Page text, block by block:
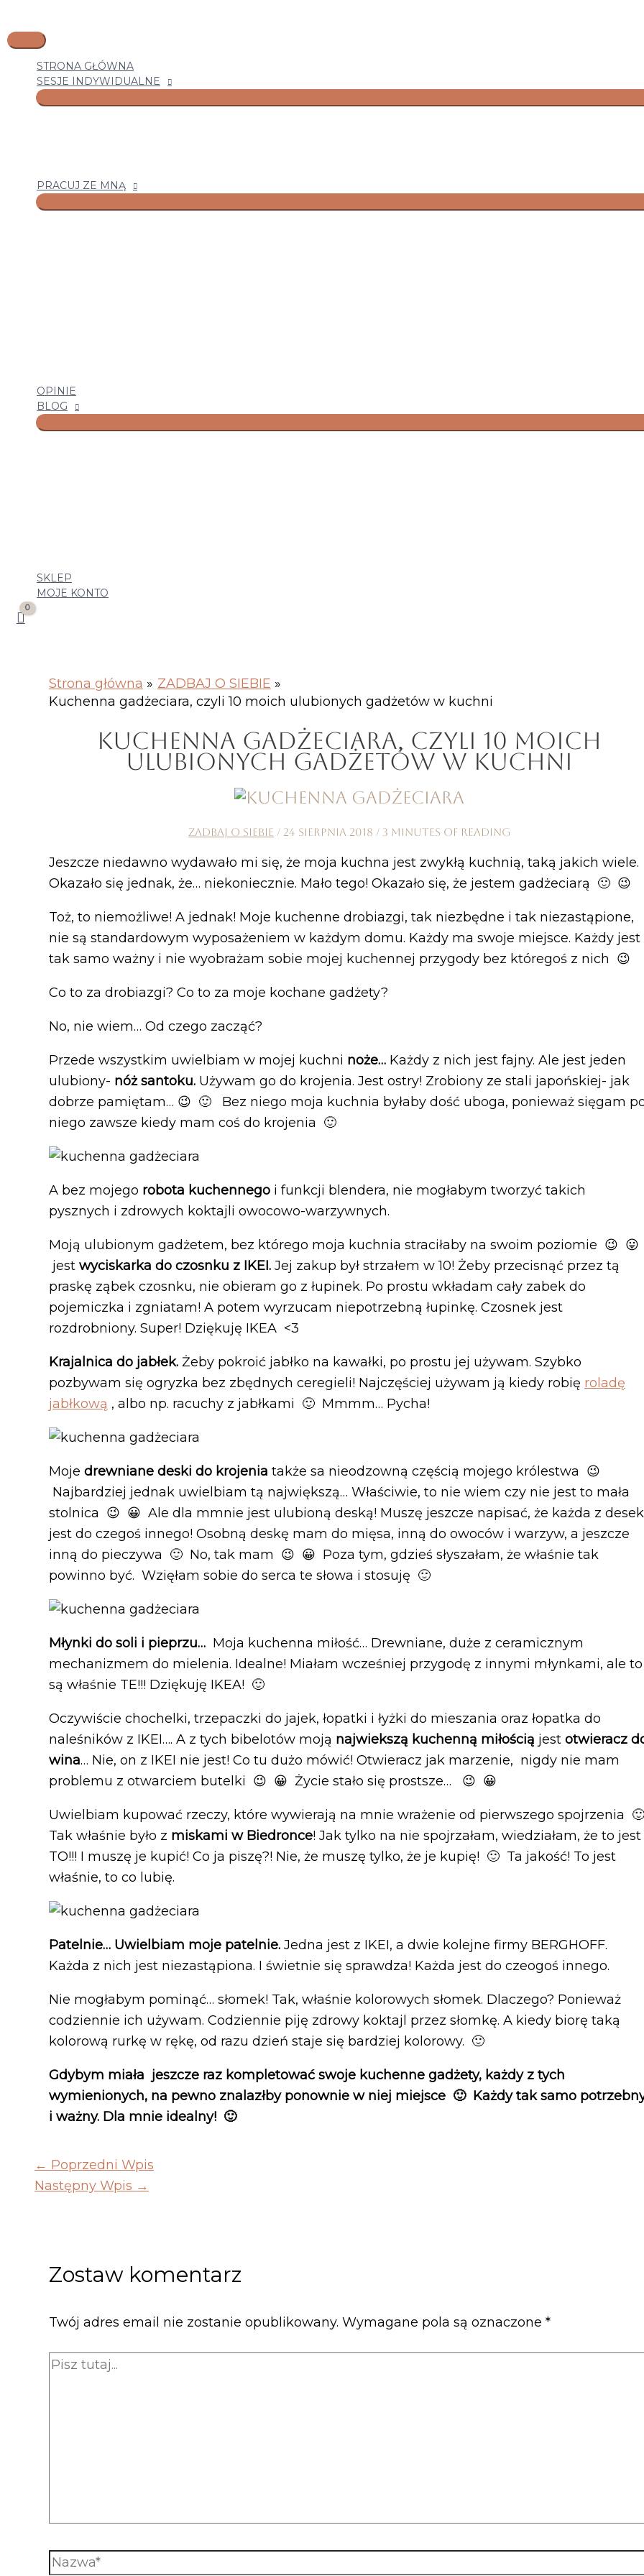
do
treści
menu
STRONA GŁÓWNA
SESJE INDYWIDUALNE
PRACUJ ZE MNĄ
OPINIE
BLOG
SKLEP
MOJE KONTO
Strona główna
ZADBAJ O SIEBIE
Kuchenna gadżeciara, czyli 10 moich ulubionych gadżetów w kuchni
KUCHENNA GADŻECIARA, CZYLI 10 MOICH
ULUBIONYCH GADŻETÓW W KUCHNI
ZADBAJ O SIEBIE / 24 sierpnia 2018 / 3 minutes of reading
Jeszcze niedawno wydawało mi się, że moja kuchna jest zwykłą kuchnią, taką jakich wiele.
Okazało się jednak, że… niekoniecznie. Mało tego! Okazało się, że jestem gadżeciarą 🙂 😉
Toż, to niemożliwe! A jednak! Moje kuchenne drobiazgi, tak niezbędne i tak niezastąpione,
nie są standardowym wyposażeniem w każdym domu. Każdy ma swoje miejsce. Każdy jest
tak samo ważny i nie wyobrażam sobie mojej kuchennej przygody bez któregoś z nich 😉
Co to za drobiazgi? Co to za moje kochane gadżety?
No, nie wiem… Od czego zacząć?
Przede wszystkim uwielbiam w mojej kuchni noże… Każdy z nich jest fajny. Ale jest jeden
ulubiony- nóż santoku. Używam go do krojenia. Jest ostry! Zrobiony ze stali japońskiej- jak
dobrze pamiętam… 😉 🙂 Bez niego moja kuchnia byłaby dość uboga, ponieważ sięgam
niego zawsze kiedy mam coś do krojenia 🙂
A bez mojego robota kuchennego i funkcji blendera, nie mogłabym tworzyć takich
pysznych i zdrowych koktajli owocowo-warzywnych.
Moją ulubionym gadżetem, bez którego moja kuchnia straciłaby na swoim poziomie 😉 😛
jest wyciskarka do czosnku z IKEI. Jej zakup był strzałem w 10! Żeby przecisnąć przez tą
praskę ząbek czosnku, nie obieram go z łupinek. Po prostu wkładam cały zabek do
pojemiczka i zgniatam! A potem wyrzucam niepotrzebną łupinkę. Czosnek jest
rozdrobniony. Super! Dziękuję IKEA <3
Krajalnica do jabłek. Żeby pokroić jabłko na kawałki, po prostu jej używam. Szybko
pozbywam się ogryzka bez zbędnych ceregieli! Najczęściej używam ją kiedy robię roladę
jabłkową , albo np. racuchy z jabłkami 🙂 Mmmm… Pycha!
Moje drewniane deski do krojenia także sa nieodzowną częścią mojego królestwa 😉
Najbardziej jednak uwielbiam tą największą… Właściwie, to nie wiem czy nie jest to mała
stolnica 😉 😀 Ale dla mmnie jest ulubioną deską! Muszę jeszcze napisać, że każda z desek
jest do czegoś innego! Osobną deskę mam do mięsa, inną do owoców i warzyw, a jeszcze
inną do pieczywa 🙂 No, tak mam 😉 😀 Poza tym, gdzieś słyszałam, że właśnie tak
powinno być. Wzięłam sobie do serca te słowa i stosuję 🙂
Młynki do soli i pieprzu… Moja kuchenna miłość… Drewniane, duże z ceramicznym
mechanizmem do mielenia. Idealne! Miałam wcześniej przygodę z innymi młynkami, ale to
są właśnie TE!!! Dziękuję IKEA! 🙂
Oczywiście chochelki, trzepaczki do jajek, łopatki i łyżki do mieszania oraz łopatka do
naleśników z IKEI…. A z tych bibelotów moją najwiekszą kuchenną miłością jest otwieracz
wina… Nie, on z IKEI nie jest! Co tu dużo mówić! Otwieracz jak marzenie, nigdy nie mam
problemu z otwarciem butelki 😉 😀 Życie stało się prostsze… 😉 😀
Uwielbiam kupować rzeczy, które wywierają na mnie wrażenie od pierwszego spojrzenia
Tak właśnie było z miskami w Biedronce! Jak tylko na nie spojrzałam, wiedziałam, że to jest
TO!!! I muszę je kupić! Co ja piszę?! Nie, że muszę tylko, że je kupię! 🙂 Ta jakość! To jest
właśnie, to co lubię.
Patelnie… Uwielbiam moje patelnie. Jedna jest z IKEI, a dwie kolejne firmy BERGHOFF.
Każda z nich jest niezastąpiona. I świetnie się sprawdza! Każda jest do czeogoś innego.
Nie mogłabym pominąć… słomek! Tak, właśnie kolorowych słomek. Dlaczego? Ponieważ
codziennie ich używam. Codziennie piję zdrowy koktajl przez słomkę. A kiedy biorę taką
kolorową rurkę w rękę, od razu dzień staje się bardziej kolorowy. 🙂
Gdybym miała jeszcze raz kompletować swoje kuchenne gadżety, każdy z tych
wymienionych, na pewno znalazłby ponownie w niej miejsce 🙂 Każdy tak samo
i ważny. Dla mnie idealny! 🙂
← Poprzedni Wpis
Następny Wpis →
Zostaw komentarz
Twój adres email nie zostanie opublikowany. Wymagane pola są oznaczone *
k
l